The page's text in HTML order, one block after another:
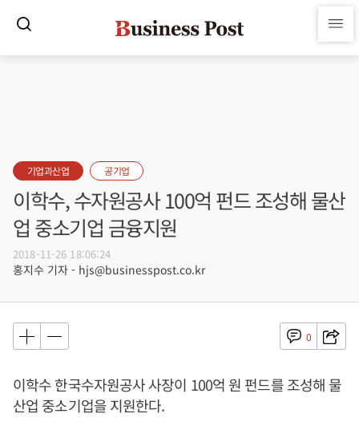
기업과산업 공기업
이학수, 수자원공사 100억 펀드 조성해 물산
업 중소기업 금융지원
2018-11-26 18:06:24
홍지수 기자 - hjs@businesspost.co.kr
0
이학수 한국수자원공사 사장이 100억 원 펀드를 조성해 물
산업 중소기업을 지원한다.